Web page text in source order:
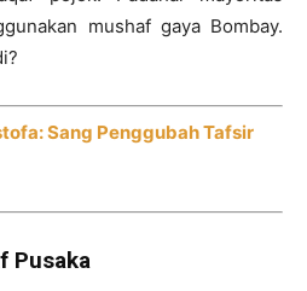
mushaf gaya Bombay.
Sang Penggubah Tafsir
Pusaka